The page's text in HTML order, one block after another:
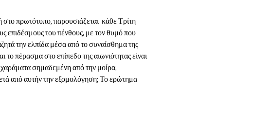
πρωτότυπο, παρουσιάζεται  κάθε Τρίτη
επιδέσμους του πένθους, με τον θυμό που
την ελπίδα μέσα από το συναίσθημα της
πέρασμα στο επίπεδο της αιωνιότητας είναι
σημαδεμένη από την μοίρα,
από αυτήν την εξομολόγηση; Το ερώτημα